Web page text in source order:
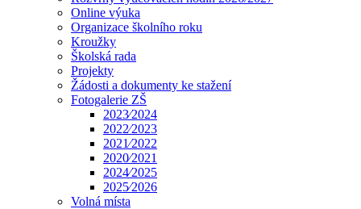
Online výuka
Organizace školního roku
Kroužky
Školská rada
Projekty
Žádosti a dokumenty ke stažení
Fotogalerie ZŠ
2023⁄2024
2022⁄2023
2021⁄2022
2020⁄2021
2024⁄2025
2025⁄2026
Volná místa